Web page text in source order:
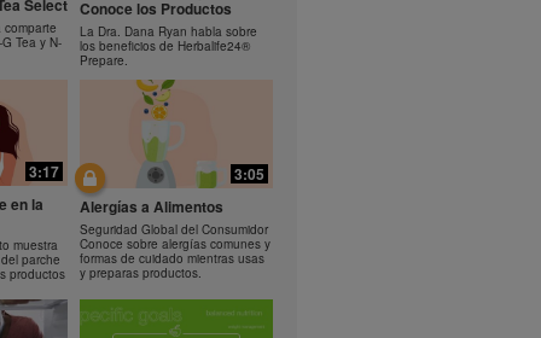
podrían
como
diario de
de
tu
otro
puede
Select
comparte
Tea y N-
Conoce los Productos
La Dra. Dana Ryan habla sobre
los beneficios de Herbalife24®
Prepare.
3:17
en la
muestra
parche
productos
3:05
Alergías a Alimentos
Seguridad Global del Consumidor
Conoce sobre alergías comunes y
formas de cuidado mientras usas
y preparas productos.